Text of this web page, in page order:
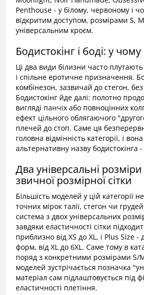
Penthouse - у білому, червоному і
відкритим доступом, розмірами S,
універсальним кроєм.
Бодистокінг і боді: у
Ці два види білизни часто
і спільне еротичне призначення.
комбінезон, зазвичай до стегон,
Бодистокінг йде далі: полотно
вигляді панчіх або повноцінних
ефект цільного облягаючого
плечей до стоп. Саме ця
головна відмінність категорії, і
альтернативну назву бодистокінга
Два універсальні розміри
звичної розмірної сітки
Більшість моделей у цій категорії
точних мірок талії, стегон чи
система з двох універсальних
завдяки еластичності сітки
приблизно від XS до XL, і Plus Size
форм, від XL до 6XL. Саме тому в
поряд з конкретними розмірами S/
моделей зустрічається позначка
матеріал сам підлаштовується під
еластичності плетіння.